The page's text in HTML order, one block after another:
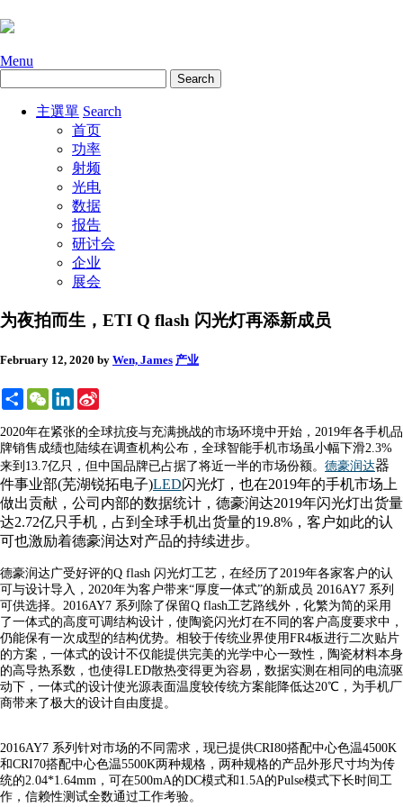
Menu
主選單 Search
首页
功率
射频
光电
数据
报告
研讨会
企业
展会
为夜拍而生，ETI Q flash 闪光灯再添新成员
February 12, 2020 by Wen, James 产业
ShareWeChatLinkedIn
2020年在紧张的全球抗疫与充满挑战的市场环境中开始，2019年各手机品
牌销售成绩也陆续在调查机构公布，全球智能手机市场虽小幅下滑2.3%
来到13.7亿只，但中国品牌已占据了将近一半的市场份额。 德豪润达器
件事业部(芜湖锐拓电子)LED闪光灯，也在2019年的手机市场上
做出贡献，公司内部的数据统计，德豪润达2019年闪光灯出货量
达2.72亿只手机，占到全球手机出货量的19.8%，客户如此的认
可也激励着德豪润达对产品的持续进步。
德豪润达广受好评的Q flash 闪光灯工艺，在经历了2019年各家客户的认
可与设计导入，2020年为客户带来“厚度一体式”的新成员 2016AY7 系列
可供选择。2016AY7 系列除了保留Q flash工艺路线外，化繁为简的采用
了一体式的高度可调结构设计，使陶瓷闪光灯在不同的客户高度要求中，
仍能保有一次成型的结构优势。相较于传统业界使用FR4板进行二次贴片
的方案，一体式的设计不仅能提供完美的光学中心一致性，陶瓷材料本身
的高导热系数，也使得LED散热变得更为容易，数据实测在相同的电流驱
动下，一体式的设计使光源表面温度较传统方案能降低达20℃，为手机厂
商带来了极大的设计自由度提。
2016AY7 系列针对市场的不同需求，现已提供CRI80搭配中心色温4500K
和CRI70搭配中心色温5500K两种规格，两种规格的产品外形尺寸均为传
统的2.04*1.64mm，可在500mA的DC模式和1.5A的Pulse模式下长时间工
作，信赖性测试全数通过工作考验。